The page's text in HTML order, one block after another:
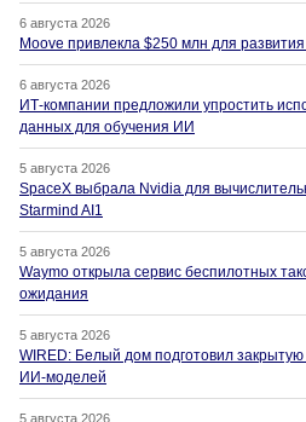
6 августа 2026
Moove привлекла $250 млн для
6 августа 2026
ИТ-компании предложили упростить
данных для обучения ИИ
5 августа 2026
SpaceX выбрала Nvidia для
Starmind AI1
5 августа 2026
Waymo открыла сервис беспилотных
ожидания
5 августа 2026
WIRED: Белый дом подготовил
ИИ-моделей
5 августа 2026